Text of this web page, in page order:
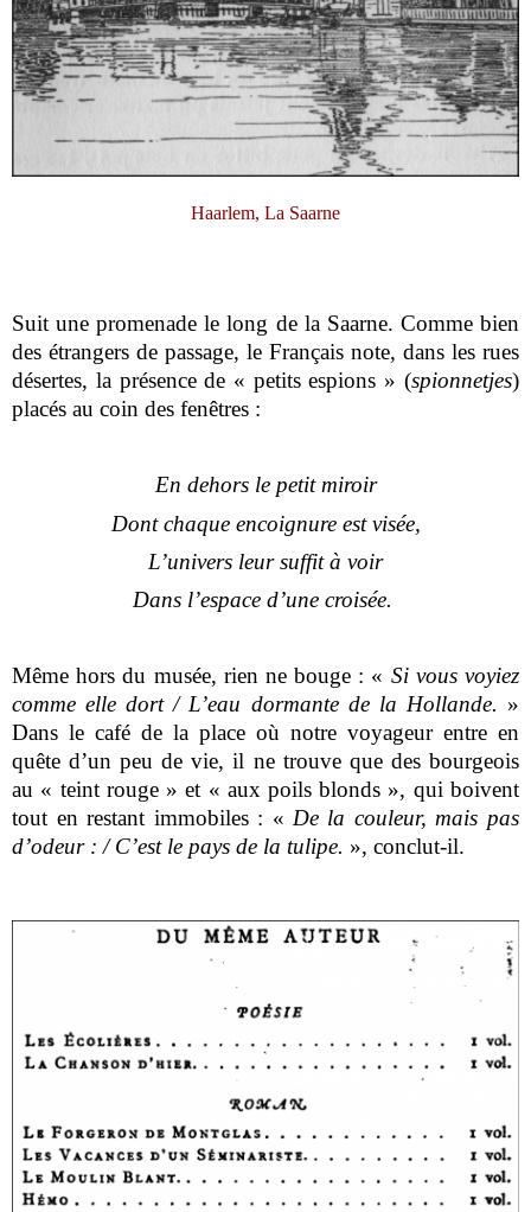
Haarlem, La Saarne
Suit une promenade le long de la Saarne. Comme bien
des étrangers de passage, le Français note, dans les rues
désertes, la présence de « petits espions » (spionnetjes)
placés au coin des fenêtres :
En dehors le petit miroir
Dont chaque encoignure est visée,
L’univers leur suffit à voir
Dans l’espace d’une croisée.
Même hors du musée, rien ne bouge : « Si vous voyiez
comme elle dort / L’eau dormante de la Hollande. »
Dans le café de la place où notre voyageur entre en
quête d’un peu de vie, il ne trouve que des bourgeois
au « teint rouge » et « aux poils blonds », qui boivent
tout en restant immobiles : « De la couleur, mais pas
d’odeur : / C’est le pays de la tulipe. », conclut-il.